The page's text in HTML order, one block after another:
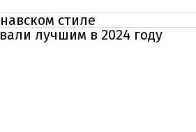
стиле
лучшим в 2024 году